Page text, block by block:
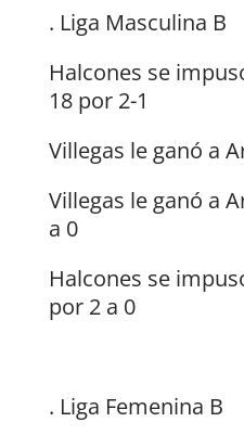
. Liga Masculina B
Halcones se
18 por 2-1
Villegas le ganó a
Villegas le ganó a
a 0
Halcones se
por 2 a 0
. Liga Femenina B